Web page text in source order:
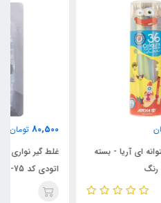
غلط گیر نواری سی.کلاس مدل